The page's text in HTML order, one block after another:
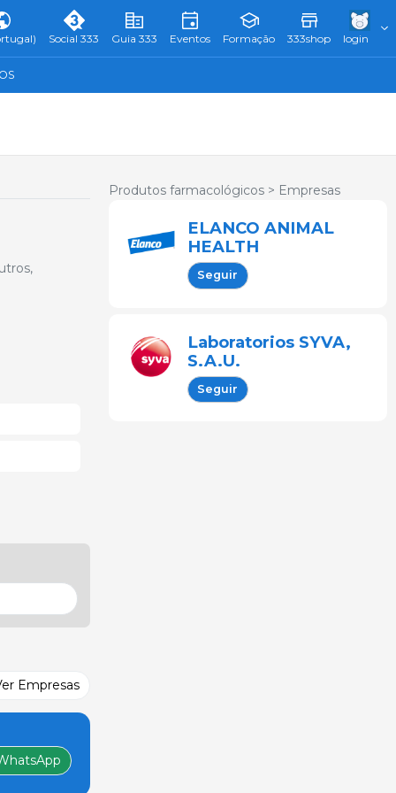
Social 333 Guia 333 Eventos Formação 333shop login
Empresas
Produtos farmacológicos > Empresas
ELANCO ANIMAL
HEALTH
Seguir
Laboratorios SYVA,
S.A.U.
Seguir